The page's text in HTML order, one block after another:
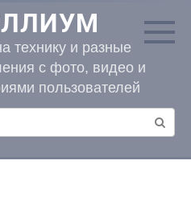
технику и разные
с фото, видео и
пользователей